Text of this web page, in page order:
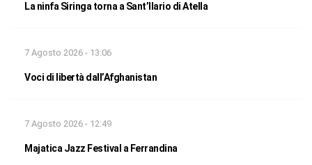
La ninfa Siringa torna a Sant’Ilario di Atella
7 Agosto 2026 - 13:06
Voci di libertà dall’Afghanistan
7 Agosto 2026 - 12:49
Majatica Jazz Festival a Ferrandina